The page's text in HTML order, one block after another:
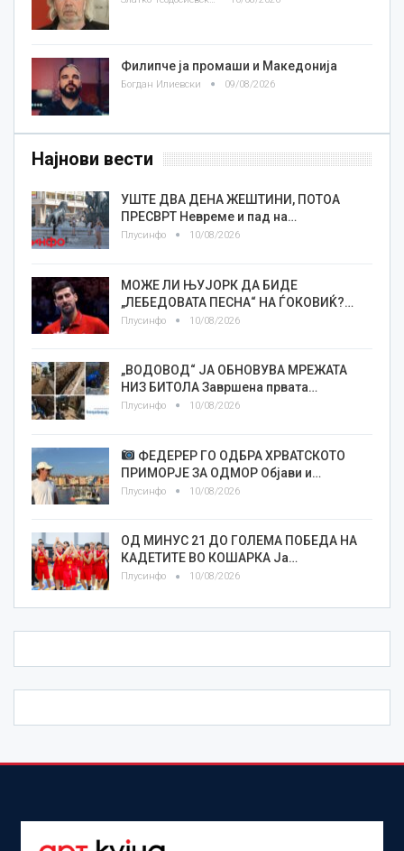
Филипче ја промаши и Македонија
Богдан Илиевски 09/08/2026
Најнови вести
УШТЕ ДВА ДЕНА ЖЕШТИНИ, ПОТОА
ПРЕСВРТ Невреме и пад на…
Плусинфо 10/08/2026
МОЖЕ ЛИ ЊУЈОРК ДА БИДЕ
„ЛЕБЕДОВАТА ПЕСНА“ НА ЃОКОВИЌ?…
Плусинфо 10/08/2026
„ВОДОВОД“ ЈА ОБНОВУВА МРЕЖАТА
НИЗ БИТОЛА Завршена првата…
Плусинфо 10/08/2026
ФЕДЕРЕР ГО ОДБРА ХРВАТСКОТО
ПРИМОРЈЕ ЗА ОДМОР Објави и…
Плусинфо 10/08/2026
ОД МИНУС 21 ДО ГОЛЕМА ПОБЕДА НА
КАДЕТИТЕ ВО КОШАРКА Ја…
Плусинфо 10/08/2026